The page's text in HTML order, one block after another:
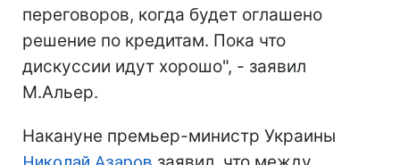
переговоров, когда будет оглашено
решение по кредитам. Пока что
дискуссии идут хорошо", - заявил
М.Альер.
Накануне премьер-министр Украины